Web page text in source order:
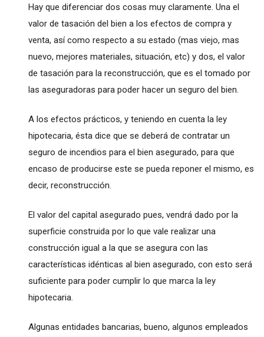
Hay que diferenciar dos cosas muy claramente. Una el
valor de tasación del bien a los efectos de compra y
venta, así como respecto a su estado (mas viejo, mas
nuevo, mejores materiales, situación, etc) y dos, el valor
de tasación para la reconstrucción, que es el tomado por
las aseguradoras para poder hacer un seguro del bien.
A los efectos prácticos, y teniendo en cuenta la ley
hipotecaria, ésta dice que se deberá de contratar un
seguro de incendios para el bien asegurado, para que
encaso de producirse este se pueda reponer el mismo, es
decir, reconstrucción.
El valor del capital asegurado pues, vendrá dado por la
superficie construida por lo que vale realizar una
construcción igual a la que se asegura con las
características idénticas al bien asegurado, con esto será
suficiente para poder cumplir lo que marca la ley
hipotecaria.
Algunas entidades bancarias, bueno, algunos empleados